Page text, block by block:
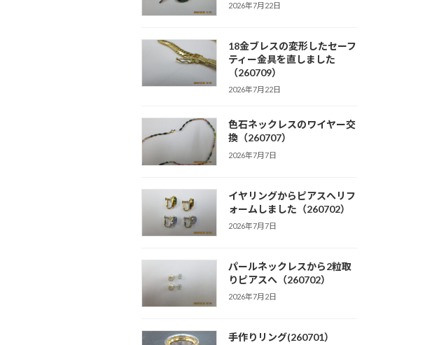
2026年7月22日
18金ブレスの変形したセーフ
ティー金具を直しました
（260709）
2026年7月22日
色石ネックレスのワイヤー交
換（260707）
2026年7月7日
イヤリングからピアスへリフ
ォームしました（260702）
2026年7月7日
パールネックレスから2粒取
りピアスへ（260702）
2026年7月2日
手作りリング(260701）